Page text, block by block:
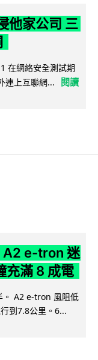
他家公司 三
在網絡安全測試期
連上互聯網...
閱讀
e-tron 迷
滿 8 成電
。 A2 e-tron 風阻低
到7.8公里。6...